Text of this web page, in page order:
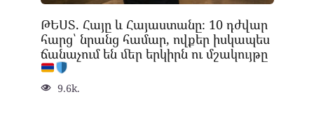
ԹԵՍՏ. Հայը և Հայաստանը։ 10 դժվար
հարց՝ նրանց համար, ովքեր իսկապես
ճանաչում են մեր երկիրն ու մշակույթը
9.6k.